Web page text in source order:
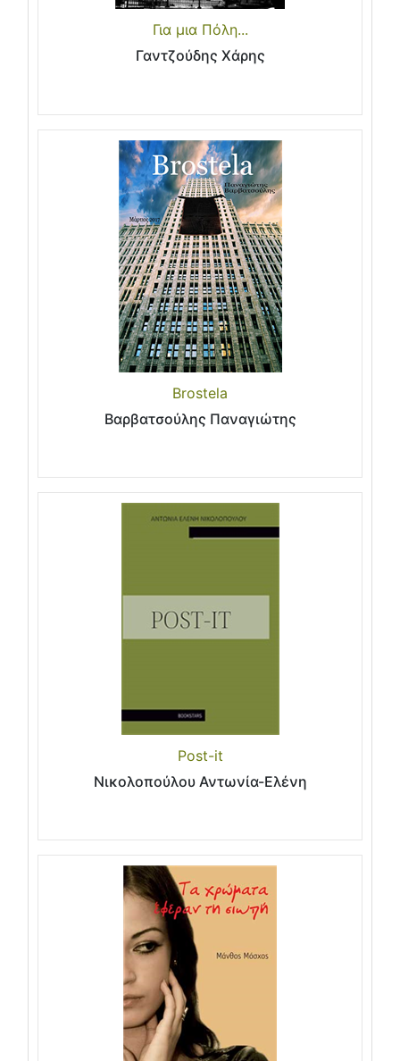
Για μια Πόλη...
Γαντζούδης Χάρης
Brostela
Βαρβατσούλης Παναγιώτης
Post-it
Νικολοπούλου Αντωνία-Ελένη